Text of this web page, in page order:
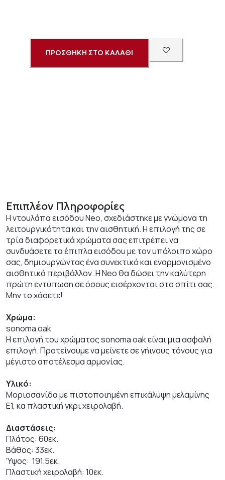
ΠΡΟΣΘΗΚΗ ΣΤΟ ΚΑΛΑΘΙ
Επιπλέον Πληροφορίες
Η ντουλάπα εισόδου Neo, σχεδιάστηκε με γνώμονα τη
λειτουργικότητα και την αισθητική. Η επιλογή της σε
τρία διαφορετικά χρώματα σας επιτρέπει να
συνδυάσετε τα έπιπλα εισόδου με τον υπόλοιπο χώρο
σας, δημιουργώντας ένα συνεκτικό και εναρμονισμένο
αισθητικά περιβάλλον. Η Neo θα δώσει την καλύτερη
πρώτη εντύπωση σε όσους εισέρχονται στο σπίτι σας.
Μην το χάσετε!
Χρώμα:
sonoma oak
Η επιλογή του χρώματος sonoma oak είναι μια ασφαλή
επιλογή. Προτείνουμε να μείνετε σε γήινους τόνους για
μέγιστο αποτέλεσμα αρμονίας.
Υλικό:
Μοριοσανίδα με πιστοποιημένη επικάλυψη μελαμίνης
Ε1, κα πλαστική γκρι χειρολαβή.
Διαστάσεις:
Πλάτος: 60εκ.
Βάθος: 33εκ.
Ύψος: 191.5εκ.
Πλαστική χειρολαβή: 10εκ.